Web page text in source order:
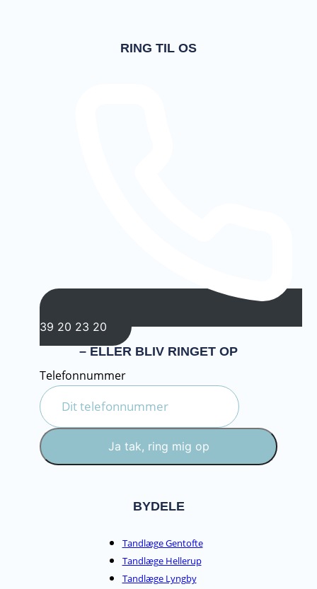
RING TIL OS
39 20 23 20
– ELLER BLIV RINGET OP
Telefonnummer
Ja tak, ring mig op
BYDELE
Tandlæge Gentofte
Tandlæge Hellerup
Tandlæge Lyngby